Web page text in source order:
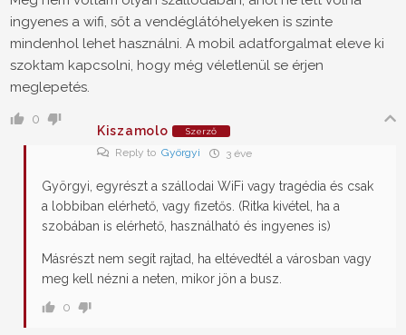
ingyenes a wifi, sőt a vendéglátóhelyeken is szinte
mindenhol lehet használni. A mobil adatforgalmat eleve ki
szoktam kapcsolni, hogy még véletlenül se érjen
meglepetés.
0
Kiszamolo
Szerző
Reply to Györgyi 3 éve
Györgyi, egyrészt a szállodai WiFi vagy tragédia és csak
a lobbiban elérhető, vagy fizetős. (Ritka kivétel, ha a
szobában is elérhető, használható és ingyenes is)
Másrészt nem segít rajtad, ha eltévedtél a városban vagy
meg kell nézni a neten, mikor jön a busz.
0